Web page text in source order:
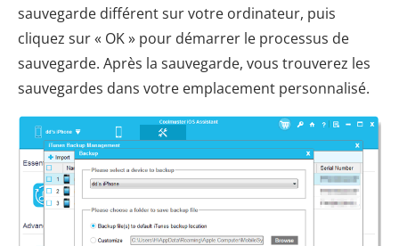
sauvegarde différent sur votre ordinateur, puis
cliquez sur « OK » pour démarrer le processus de
sauvegarde. Après la sauvegarde, vous trouverez les
sauvegardes dans votre emplacement personnalisé.